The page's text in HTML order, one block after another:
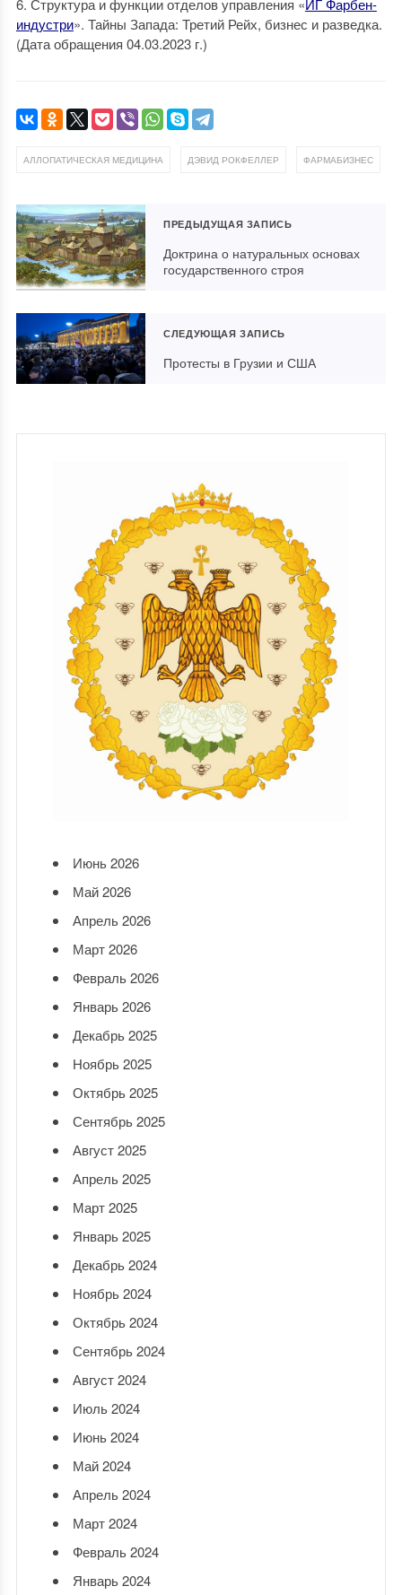
6. Структура и функции отделов управления «ИГ Фарбен-
индустри». Тайны Запада: Третий Рейх, бизнес и разведка.
(Дата обращения 04.03.2023 г.)
АЛЛОПАТИЧЕСКАЯ МЕДИЦИНА ДЭВИД РОКФЕЛЛЕР ФАРМАБИЗНЕС
ПРЕДЫДУЩАЯ ЗАПИСЬ
Доктрина о натуральных основах
государственного строя
СЛЕДУЮЩАЯ ЗАПИСЬ
Протесты в Грузии и США
Июнь 2026
Май 2026
Апрель 2026
Март 2026
Февраль 2026
Январь 2026
Декабрь 2025
Ноябрь 2025
Октябрь 2025
Сентябрь 2025
Август 2025
Апрель 2025
Март 2025
Январь 2025
Декабрь 2024
Ноябрь 2024
Октябрь 2024
Сентябрь 2024
Август 2024
Июль 2024
Июнь 2024
Май 2024
Апрель 2024
Март 2024
Февраль 2024
Январь 2024